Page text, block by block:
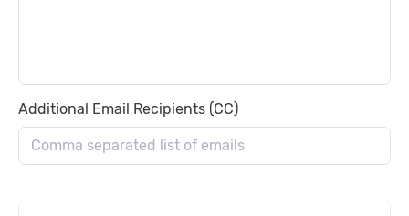
Additional Email Recipients (CC)